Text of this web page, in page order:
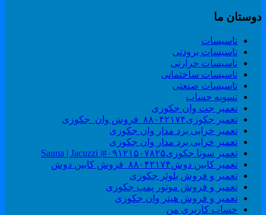
ما
تاسیسات
تاسیسات برودتی
تاسیسات حرارتی
تاسیسات ساختمانی
تاسیسات صنعتی
تسویه حساب
تعمیر جت وان جکوزی
تعمیر جکوزی۸۸۰۴۲۱۷۴_فروش وان_جکوزی
تعمیر خرابی برد مدار وان جکوزی
تعمیر خرابی برد مدار وان جکوزی
تعمیر سونا جکوزی۰۹۱۲۱۵۰۷۸۲۵#| Sauna | Jacuzzi
تعمیر کابین دوش۸۸۰۴۲۱۷۴_فروش کابین دوش
تعمیر و فروش بلوئر جکوزی
تعمیر و فروش موتور پمپ جکوزی
تعمیر و فروش هیتر وان جکوزی
حساب کاربری من